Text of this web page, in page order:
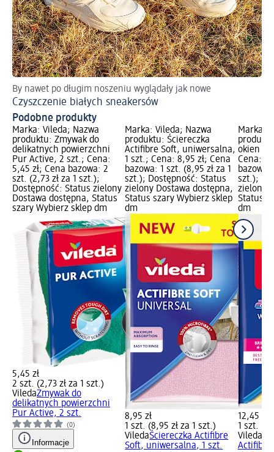
By nawet po długim noszeniu wyglądały jak nowe
Czyszczenie białych sneakersów
Podobne produkty
Marka: Vileda; Nazwa
produktu: Zmywak do
delikatnych powierzchni
Pur Active, 2 szt.; Cena:
5,45 zł; Cena bazowa: 2
szt. (2,73 zł za 1 szt.);
Dostępność: Status zielony
Dostawa dostępna, Status
szary Wybierz sklep dm
5,45 zł
2 szt. (2,73 zł za 1 szt.)
ViledaZmywak do
delikatnych powierzchni
Pur Active, 2 szt.
(0)
Informacje
Marka: Vileda; Nazwa
produktu: Ściereczka
Actifibre Soft, uniwersalna,
1 szt.; Cena: 8,95 zł; Cena
bazowa: 1 szt. (8,95 zł za 1
szt.); Dostępność: Status
zielony Dostawa dostępna,
Status szary Wybierz sklep
dm
8,95 zł
1 szt. (8,95 zł za 1 szt.)
ViledaŚciereczka Actifibre
Soft, uniwersalna, 1 szt.
Marka:
okien
Cena:
bazowa:
szt.);
zielony
Status
dm
12,45 zł
1 szt.
Vileda